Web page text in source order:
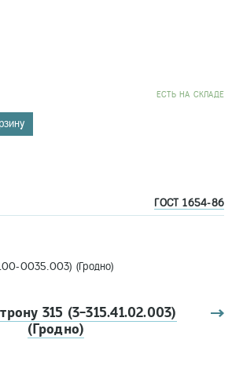
EСТЬ НА СКЛАДЕ
ГОСТ 1654-86
0035.003) (Гродно)
315 (3-315.41.02.003)
(Гродно)